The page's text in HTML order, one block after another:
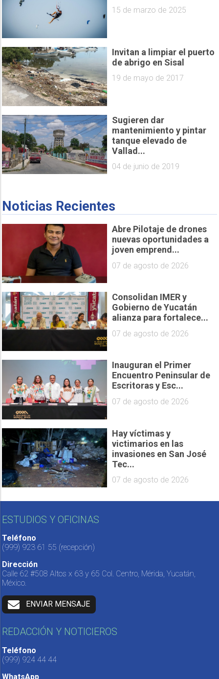
15 de marzo de 2025
Invitan a limpiar el puerto
de abrigo en Sisal
19 de mayo de 2017
Sugieren dar
mantenimiento y pintar
tanque elevado de
Vallad...
04 de junio de 2019
Noticias Recientes
Abre Pilotaje de drones
nuevas oportunidades a
joven emprend...
07 de agosto de 2026
Consolidan IMER y
Gobierno de Yucatán
alianza para fortalece...
07 de agosto de 2026
Inauguran el Primer
Encuentro Peninsular de
Escritoras y Esc...
07 de agosto de 2026
Hay víctimas y
victimarios en las
invasiones en San José
Tec...
07 de agosto de 2026
ESTUDIOS Y OFICINAS
Teléfono
(999) 923 61 55 (recepción)
Dirección
Calle 62 #508 Altos x 63 y 65 Col. Centro, Mérida, Yucatán,
México.
ENVIAR MENSAJE
REDACCIÓN Y NOTICIEROS
Teléfono
(999) 924 44 44
WhatsApp